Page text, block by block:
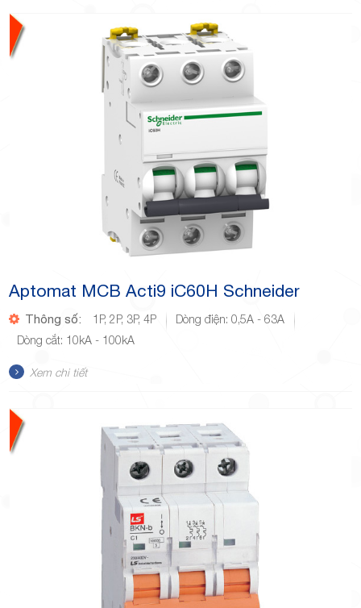
Aptomat MCB Acti9 iC60H Schneider
Thông số: 1P, 2P, 3P, 4P
Dòng điện: 0,5A - 63A
Dòng cắt: 10kA - 100kA
Xem chi tiết